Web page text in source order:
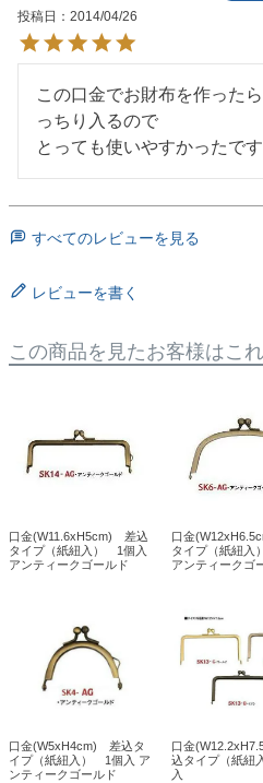
投稿日 2014/04/26
この口金でお財布を作った
っちり入るので
とっても使いやすかったです
すべてのレビューを見る
レビューを書く
この商品を見たお客様はこ
口金(W11.6xH5cm) 差込
タイプ（紙紐入） 1個入
アンティークゴールド
口金
タイプ（紙紐入
アンティークゴ
口金(W5xH4cm) 差込タ
イプ（紙紐入） 1個入 ア
ンティークゴールド
口金
込タイプ（紙紐
入